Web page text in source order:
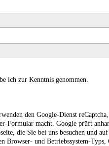
ich zur Kenntnis genommen.
den Google-Dienst
Formular macht. Google prüft
die Sie bei uns besuchen und
Browser- und Betriebssystem-